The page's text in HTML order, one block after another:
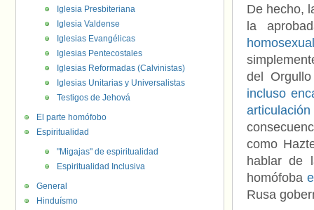
De hecho,
la
del
incluso
como
hablar de
homófoba
Rusa
Iglesia Presbiteriana
Iglesia Valdense
Iglesias Evangélicas
Iglesias Pentecostales
Iglesias Reformadas (Calvinistas)
Iglesias Unitarias y Universalistas
Testigos de Jehová
El parte homófobo
Espiritualidad
"Migajas" de espiritualidad
Espiritualidad Inclusiva
General
Hinduísmo